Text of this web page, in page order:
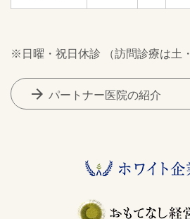
※日曜・祝日休診 （訪問診療は土
arrow_forward パートナー医院の紹介